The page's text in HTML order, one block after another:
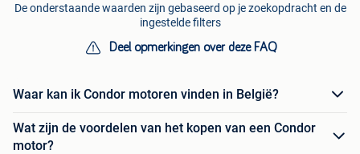
De onderstaande waarden zijn gebaseerd op je zoekopdracht en de
ingestelde filters
Deel opmerkingen over deze FAQ
Waar kan ik Condor motoren vinden in België?
Wat zijn de voordelen van het kopen van een Condor
motor?